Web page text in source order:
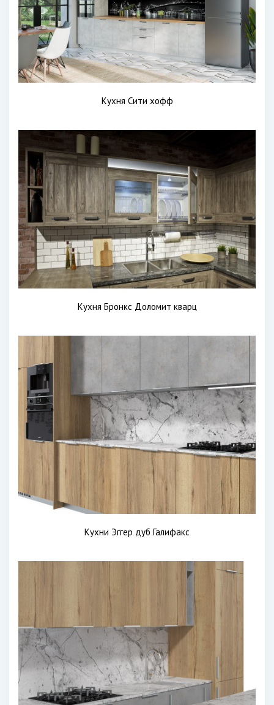
Кухня Сити хофф
Кухня Бронкс Доломит кварц
Кухни Эггер дуб Галифакс